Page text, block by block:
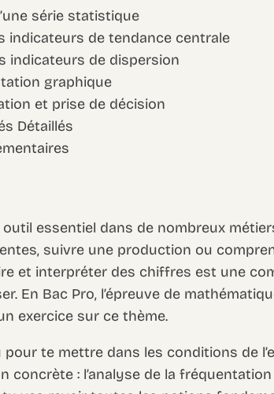
série statistique
indicateurs de tendance centrale
indicateurs de dispersion
graphique
et prise de décision
Détaillés
essentiel dans de nombreux
suivre une production ou
et interpréter des chiffres est une
En Bac Pro, l’épreuve de
exercice sur ce thème.
te mettre dans les conditions de
concrète : l’analyse de la fréquentation